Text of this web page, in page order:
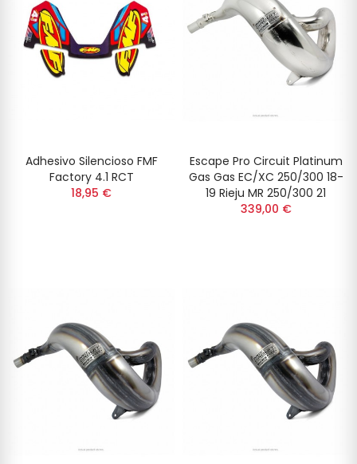
Adhesivo Silencioso FMF
Factory 4.1 RCT
18,95 €
Escape Pro Circuit Platinum
Gas Gas EC/XC 250/300 18-
19 Rieju MR 250/300 21
339,00 €